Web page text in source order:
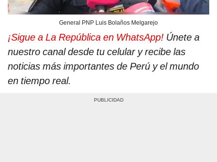
General PNP Luis Bolaños Melgarejo
¡Sigue a La República en WhatsApp! Únete a
nuestro canal desde tu celular y recibe las
noticias más importantes de Perú y el mundo
en tiempo real.